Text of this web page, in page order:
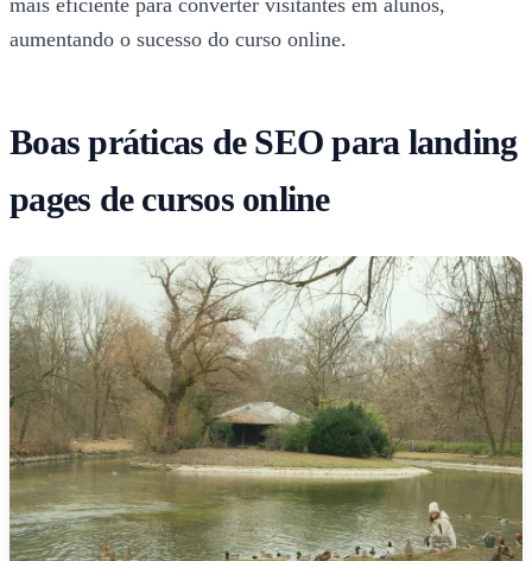
aumentando o sucesso do curso online.
Boas práticas de SEO para landing
pages de cursos online